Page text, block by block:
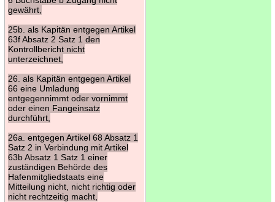
gewährt,
25b. als Kapitän entgegen Artikel
63f Absatz 2 Satz 1 den
Kontrollbericht nicht
unterzeichnet,
26. als Kapitän entgegen Artikel
66 eine Umladung
entgegennimmt oder vornimmt
oder einen Fangeinsatz
durchführt,
26a. entgegen Artikel 68 Absatz 1
Satz 2 in Verbindung mit Artikel
63b Absatz 1 Satz 1 einer
zuständigen Behörde des
Hafenmitgliedstaats eine
Mitteilung nicht, nicht richtig oder
nicht rechtzeitig macht,